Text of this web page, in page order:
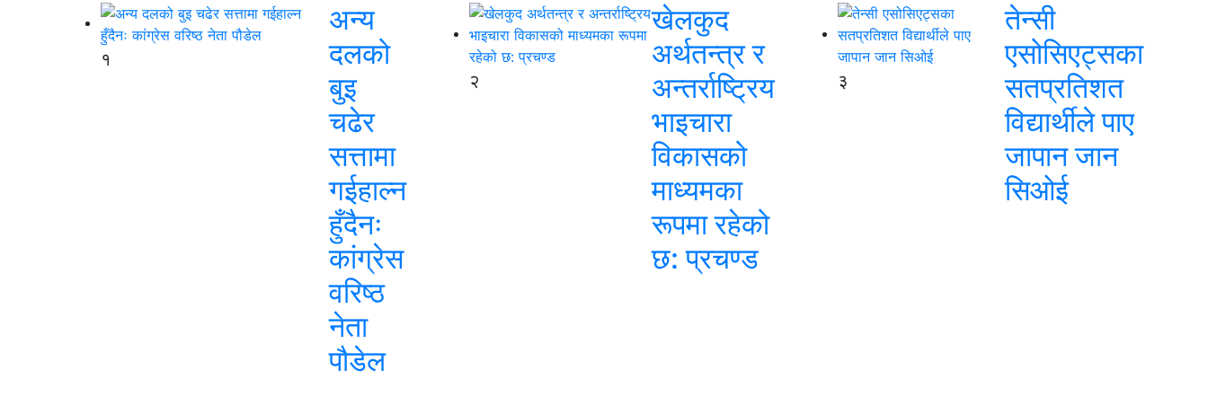
१
अन्य
दलको
बुइ
चढेर
सत्तामा
गईहाल्न
हुँदैनः
कांग्रेस
वरिष्ठ
नेता
पौडेल
२
खेलकुद
अर्थतन्त्र र
अन्तर्राष्ट्रिय
भाइचारा
विकासको
माध्यमका
रूपमा रहेको
छ: प्रचण्ड
३
तेन्सी
एसोसिएट्सका
सतप्रतिशत
विद्यार्थीले पाए
जापान जान
सिओई